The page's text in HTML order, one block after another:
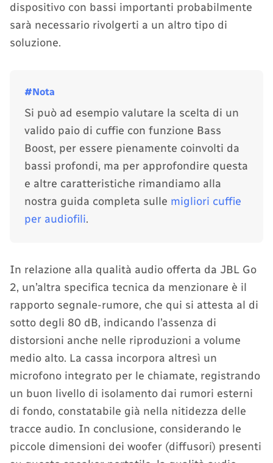
dispositivo con bassi importanti probabilmente
sarà necessario rivolgerti a un altro tipo di
soluzione.
Si può ad esempio valutare la scelta di un
valido paio di cuffie con funzione Bass
Boost, per essere pienamente coinvolti da
bassi profondi, ma per approfondire questa
e altre caratteristiche rimandiamo alla
nostra guida completa sulle migliori cuffie
per audiofili.
In relazione alla qualità audio offerta da JBL Go
2, un’altra specifica tecnica da menzionare è il
rapporto segnale-rumore, che qui si attesta al di
sotto degli 80 dB, indicando l’assenza di
distorsioni anche nelle riproduzioni a volume
medio alto. La cassa incorpora altresì un
microfono integrato per le chiamate, registrando
un buon livello di isolamento dai rumori esterni
di fondo, constatabile già nella nitidezza delle
tracce audio. In conclusione, considerando le
piccole dimensioni dei woofer (diffusori) presenti